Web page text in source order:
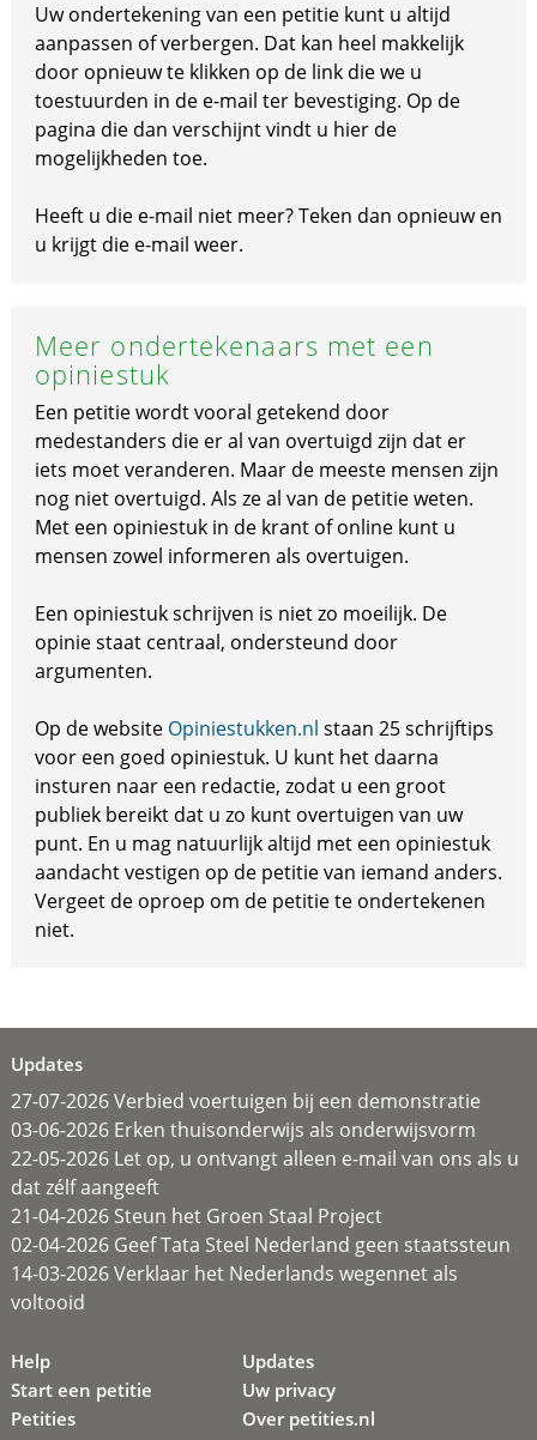
Uw ondertekening van een petitie kunt u altijd
aanpassen of verbergen. Dat kan heel makkelijk
door opnieuw te klikken op de link die we u
toestuurden in de e-mail ter bevestiging. Op de
pagina die dan verschijnt vindt u hier de
mogelijkheden toe.
Heeft u die e-mail niet meer? Teken dan opnieuw en
u krijgt die e-mail weer.
Meer ondertekenaars met een
opiniestuk
Een petitie wordt vooral getekend door
medestanders die er al van overtuigd zijn dat er
iets moet veranderen. Maar de meeste mensen zijn
nog niet overtuigd. Als ze al van de petitie weten.
Met een opiniestuk in de krant of online kunt u
mensen zowel informeren als overtuigen.
Een opiniestuk schrijven is niet zo moeilijk. De
opinie staat centraal, ondersteund door
argumenten.
Op de website Opiniestukken.nl staan 25 schrijftips
voor een goed opiniestuk. U kunt het daarna
insturen naar een redactie, zodat u een groot
publiek bereikt dat u zo kunt overtuigen van uw
punt. En u mag natuurlijk altijd met een opiniestuk
aandacht vestigen op de petitie van iemand anders.
Vergeet de oproep om de petitie te ondertekenen
niet.
Updates
27-07-2026 Verbied voertuigen bij een demonstratie
03-06-2026 Erken thuisonderwijs als onderwijsvorm
22-05-2026 Let op, u ontvangt alleen e-mail van ons als u
dat zélf aangeeft
21-04-2026 Steun het Groen Staal Project
02-04-2026 Geef Tata Steel Nederland geen staatssteun
14-03-2026 Verklaar het Nederlands wegennet als
voltooid
Help
Start een petitie
Petities
Updates
Uw privacy
Over petities.nl